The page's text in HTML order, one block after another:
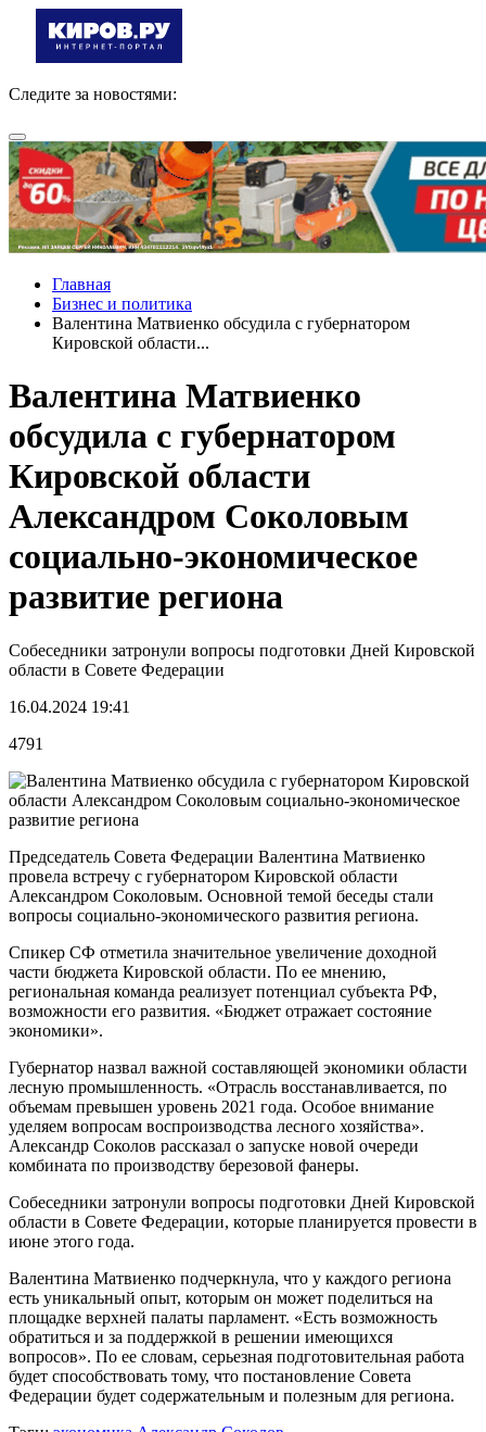
Следите за новостями:
Главная
Бизнес и политика
Валентина Матвиенко обсудила с губернатором
Кировской области...
Валентина Матвиенко
обсудила с губернатором
Кировской области
Александром Соколовым
социально-экономическое
развитие региона
Собеседники затронули вопросы подготовки Дней Кировской
области в Совете Федерации
16.04.2024 19:41
4791
Председатель Совета Федерации Валентина Матвиенко
провела встречу с губернатором Кировской области
Александром Соколовым. Основной темой беседы стали
вопросы социально-экономического развития региона.
Спикер СФ отметила значительное увеличение доходной
части бюджета Кировской области. По ее мнению,
региональная команда реализует потенциал субъекта РФ,
возможности его развития. «Бюджет отражает состояние
экономики».
Губернатор назвал важной составляющей экономики области
лесную промышленность. «Отрасль восстанавливается, по
объемам превышен уровень 2021 года. Особое внимание
уделяем вопросам воспроизводства лесного хозяйства».
Александр Соколов рассказал о запуске новой очереди
комбината по производству березовой фанеры.
Собеседники затронули вопросы подготовки Дней Кировской
области в Совете Федерации, которые планируется провести в
июне этого года.
Валентина Матвиенко подчеркнула, что у каждого региона
есть уникальный опыт, которым он может поделиться на
площадке верхней палаты парламент. «Есть возможность
обратиться и за поддержкой в решении имеющихся
вопросов». По ее словам, серьезная подготовительная работа
будет способствовать тому, что постановление Совета
Федерации будет содержательным и полезным для региона.